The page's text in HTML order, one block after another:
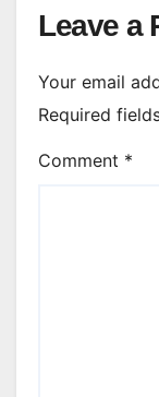
Leave a
Your email
Required
Comment *